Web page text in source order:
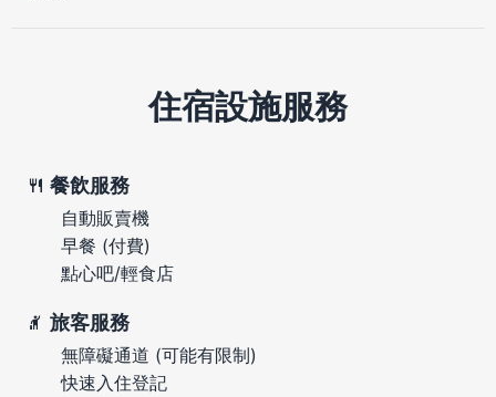
住宿設施服務
餐飲服務
自動販賣機
早餐 (付費)
點心吧/輕食店
旅客服務
無障礙通道 (可能有限制)
快速入住登記